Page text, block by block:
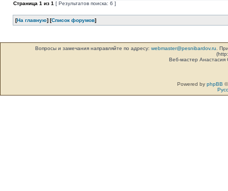
Страница 1 из 1 [ Результатов поиска: 6 ]
[На главную] [Список форумов]
Вопросы и замечания направляйте по адресу: webmaster@pesnibardov.ru .
Веб-мастер
Powered by phpBB